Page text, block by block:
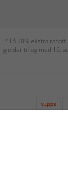
* Få 20% ekstra rabatt
gjelder til og med 16.